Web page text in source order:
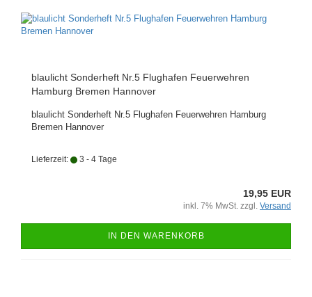
blaulicht Sonderheft Nr.5 Flughafen Feuerwehren
Hamburg Bremen Hannover
blaulicht Sonderheft Nr.5 Flughafen Feuerwehren Hamburg
Bremen Hannover
Lieferzeit: 3 - 4 Tage
19,95 EUR
inkl. 7% MwSt. zzgl. Versand
IN DEN WARENKORB